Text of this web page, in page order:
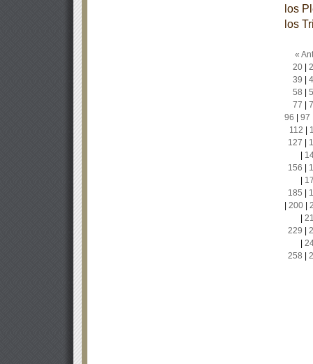
los
los
«
20|
39
58
77
96
97
112
127
156
185
200|
229
258